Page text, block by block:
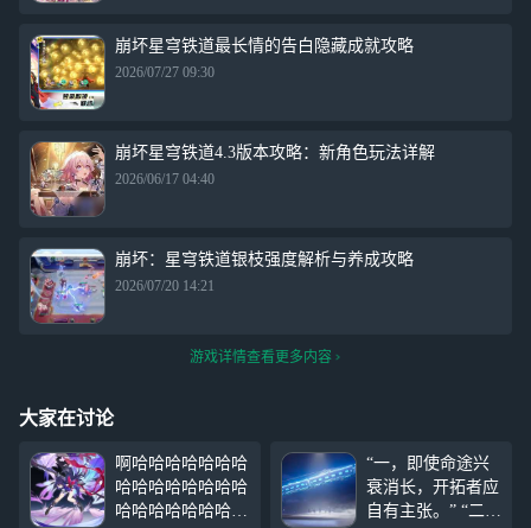
崩坏星穹铁道最长情的告白隐藏成就攻略
2026/07/27 09:30
崩坏星穹铁道4.3版本攻略：新角色玩法详解
2026/06/17 04:40
崩坏：星穹铁道银枝强度解析与养成攻略
2026/07/20 14:21
游戏详情查看更多内容
大家在讨论
啊哈哈哈哈哈哈哈
哈哈哈哈哈哈哈哈
哈哈哈哈哈哈哈哈
“一，即使命途兴
衰消长，开拓者应
自有主张。” “二，